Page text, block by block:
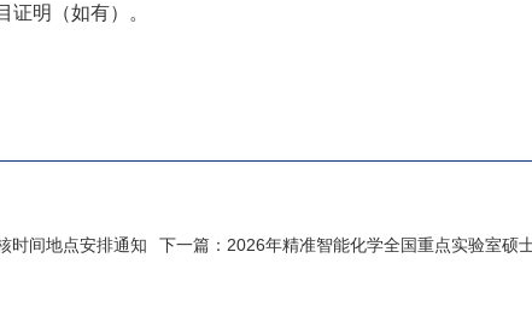
证明（如有）。
时间地点安排通知 下一篇： 2026年精准智能化学全国重点实验室硕